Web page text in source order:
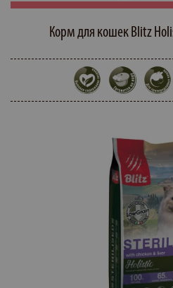
Корм для кошек Blitz